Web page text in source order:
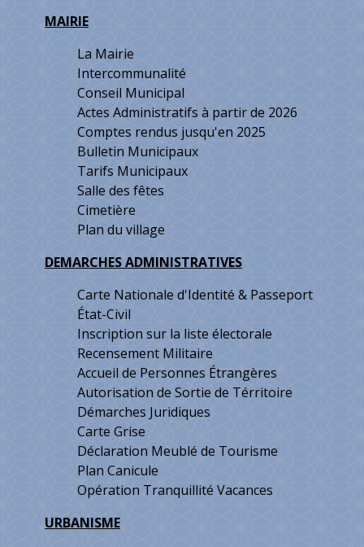
MAIRIE
La Mairie
Intercommunalité
Conseil Municipal
Actes Administratifs à partir de 2026
Comptes rendus jusqu'en 2025
Bulletin Municipaux
Tarifs Municipaux
Salle des fêtes
Cimetière
Plan du village
DEMARCHES ADMINISTRATIVES
Carte Nationale d'Identité & Passeport
État-Civil
Inscription sur la liste électorale
Recensement Militaire
Accueil de Personnes Étrangères
Autorisation de Sortie de Térritoire
Démarches Juridiques
Carte Grise
Déclaration Meublé de Tourisme
Plan Canicule
Opération Tranquillité Vacances
URBANISME